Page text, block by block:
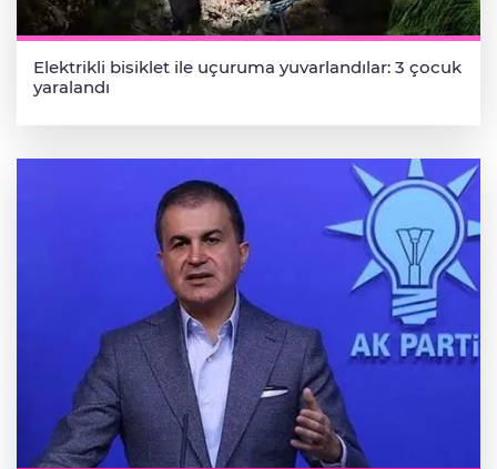
Elektrikli bisiklet ile uçuruma yuvarlandılar: 3 çocuk
yaralandı